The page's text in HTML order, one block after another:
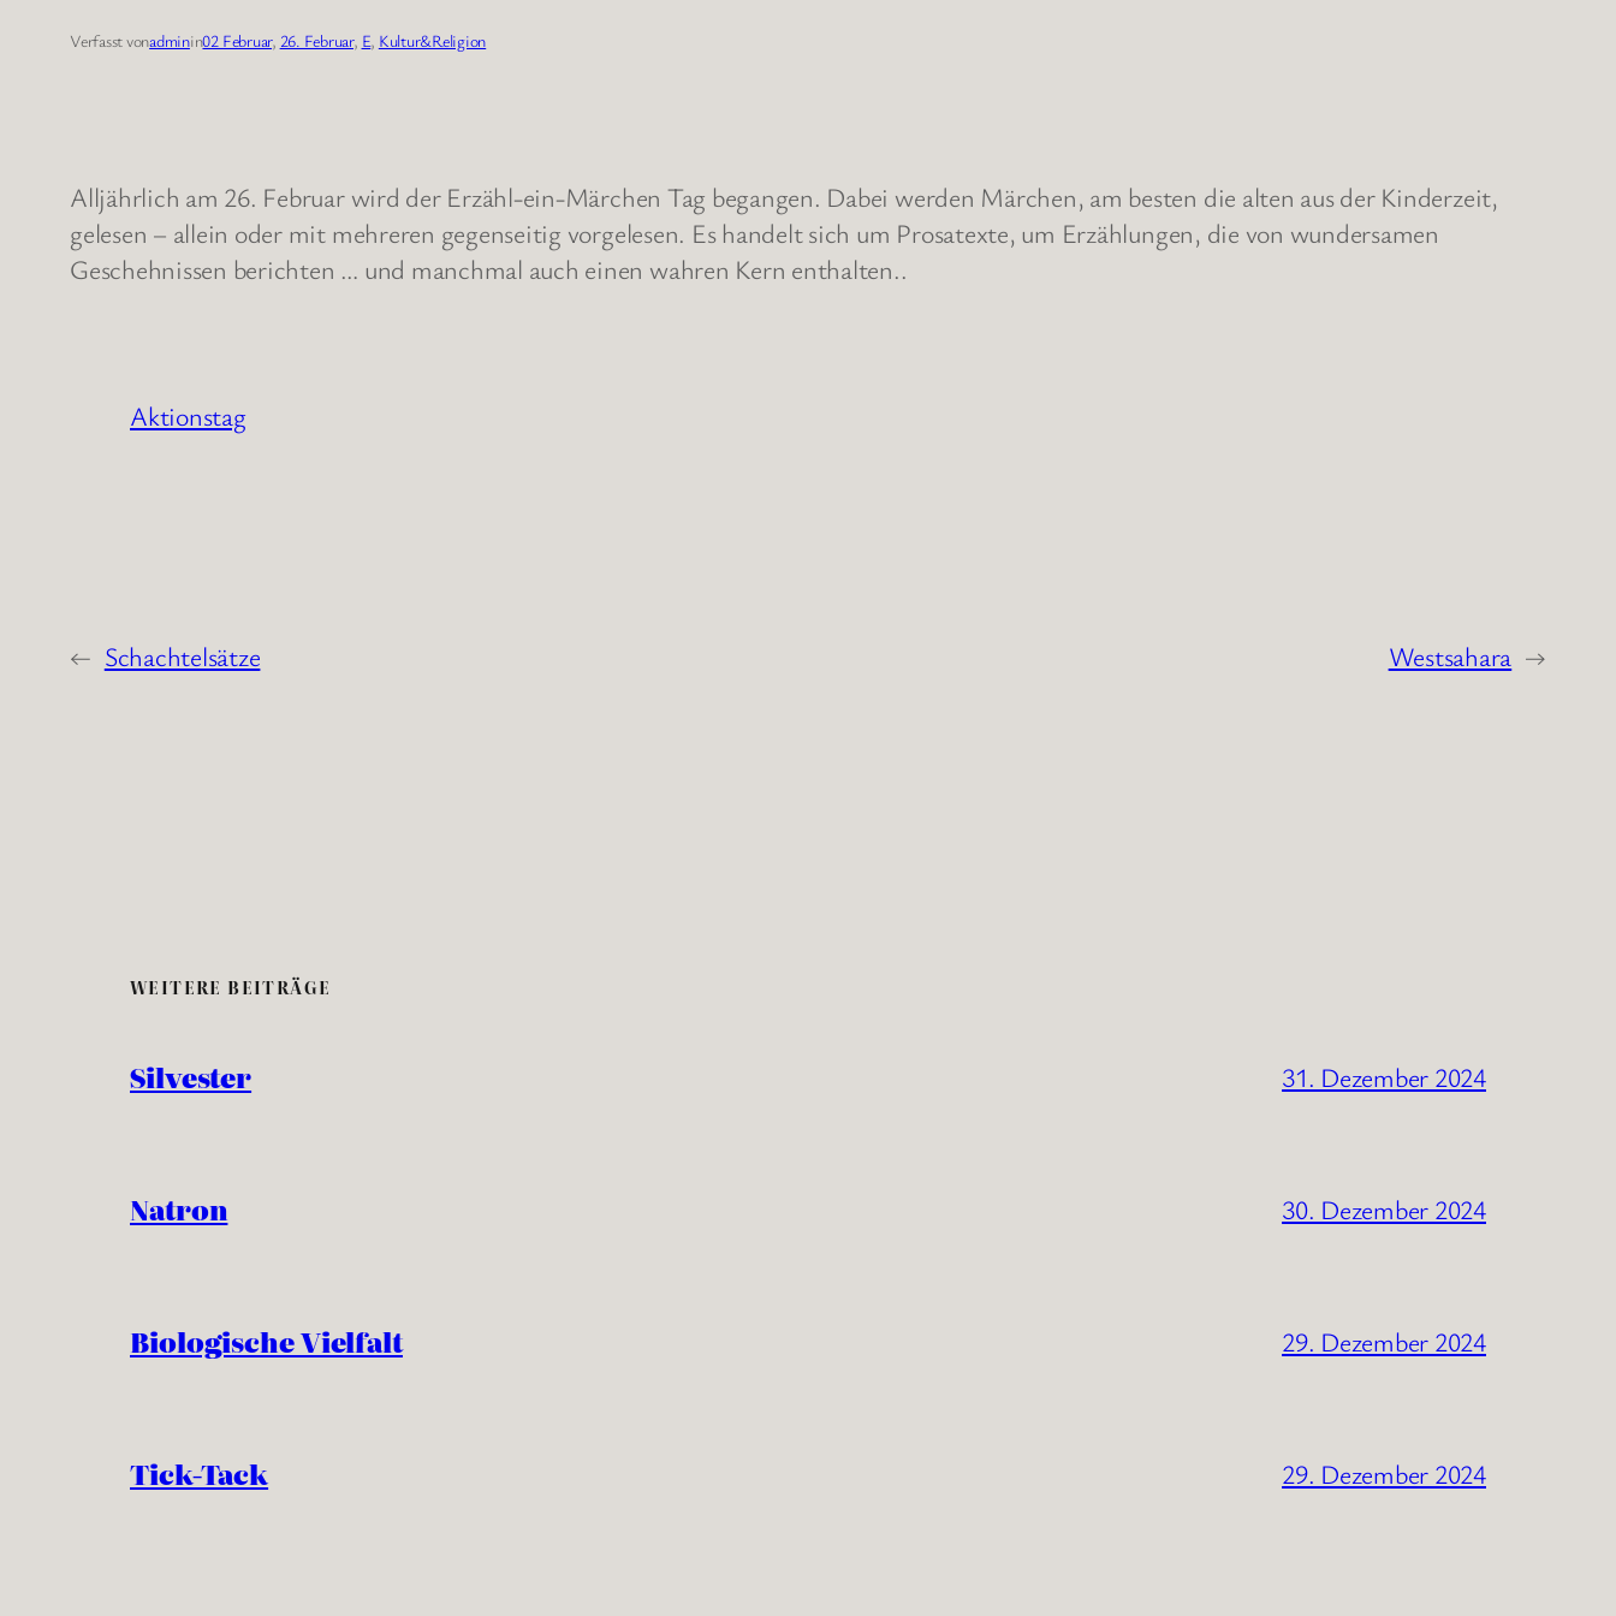
Verfasst vonadminin02 Februar, 26. Februar, E, Kultur&Religion
Alljährlich am 26. Februar wird der Erzähl-ein-Märchen Tag begangen. Dabei werden Märchen, am besten die alten aus der Kinderzeit,
gelesen – allein oder mit mehreren gegenseitig vorgelesen. Es handelt sich um Prosatexte, um Erzählungen, die von wundersamen
Geschehnissen berichten … und manchmal auch einen wahren Kern enthalten..
Aktionstag
← Schachtelsätze Westsahara →
WEITERE BEITRÄGE
Silvester 31. Dezember 2024
Natron 30. Dezember 2024
Biologische Vielfalt 29. Dezember 2024
Tick-Tack 29. Dezember 2024